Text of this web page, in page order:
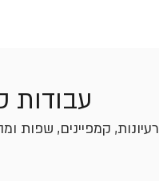
עבודות
רעיונות, קמפיינים, שפות